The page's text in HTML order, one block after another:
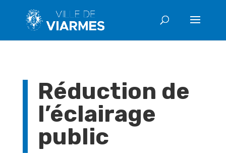
Réduction de
l’éclairage
public